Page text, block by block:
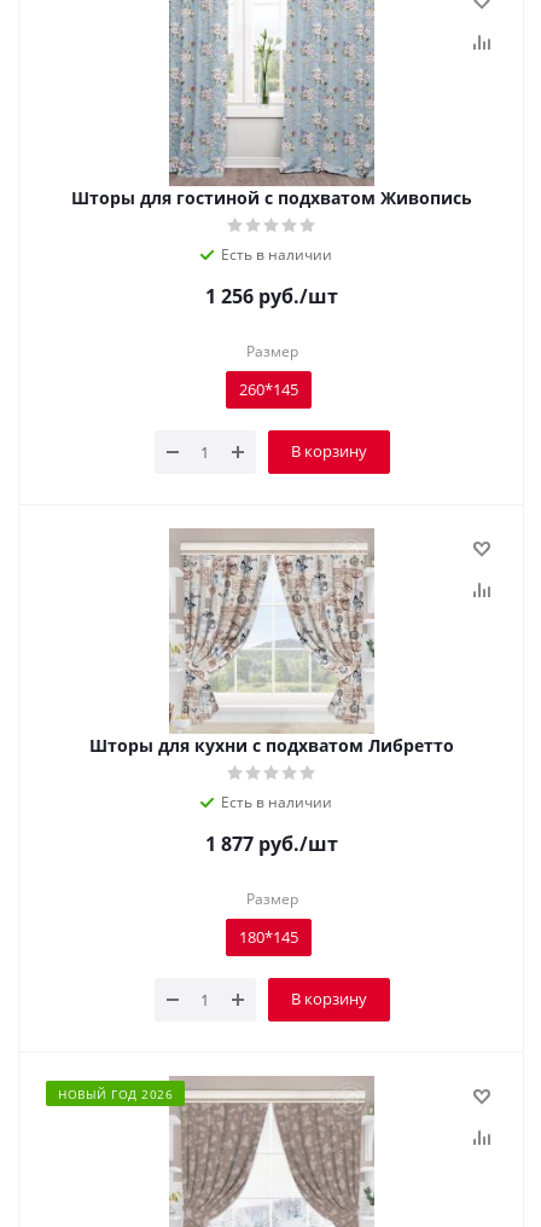
Шторы для гостиной с подхватом Живопись
Есть в наличии
1 256 руб./шт
Размер
260*145
В корзину
Шторы для кухни с подхватом Либретто
Есть в наличии
1 877 руб./шт
Размер
180*145
В корзину
НОВЫЙ ГОД 2026